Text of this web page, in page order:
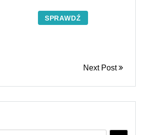
SPRAWDŹ
Next Post